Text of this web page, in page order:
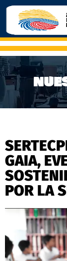
GAIA,
POR LA